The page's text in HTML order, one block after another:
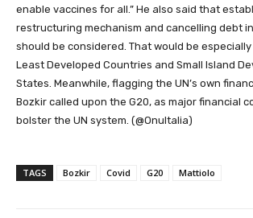
enable vaccines for all.” He also said that
restructuring mechanism and cancelling debt
should be considered. That would be
Least Developed Countries and Small Island
States. Meanwhile, flagging the UN’s own
Bozkir called upon the G20, as major financial
bolster the UN system. (@OnuItalia)
TAGS Bozkir Covid G20 Mattiolo